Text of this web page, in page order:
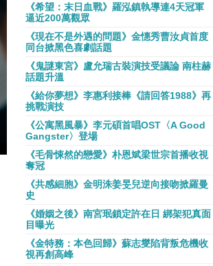
《希望：末日血戰》羅泓鎮執導連4天冠軍
逼近200萬觀眾
《現在不是外遇的問題》金憓秀曹汝貞首度
同台掀黑色喜劇話題
《鬼謎東宮》盧允瑞古裝演技受議論 南柱赫
話題升溫
《給你夢想》李惠利接棒《請回答1988》再
挑戰演技
《公寓黑風暴》李元碩首唱OST〈A Good
Gangster〉登場
《毛骨悚然的戀愛》朴恩斌梁世宗首播收視
奪冠
《共感細胞》金明洙姜旻兒逆向接吻掀羅曼
史
《婚姻之後》南宮珉鎖定許在日 綁架犯真面
目曝光
《金特務：本色回歸》蘇志燮陷背叛危機收
視再創高峰